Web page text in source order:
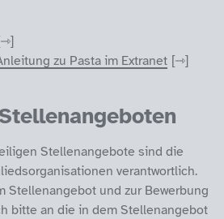
zu Pasta im Extranet
Stellenangebote sind die
verantwortlich.
Stellenangebot und zur Bewerbung
bitte an die in dem Stellenangebot